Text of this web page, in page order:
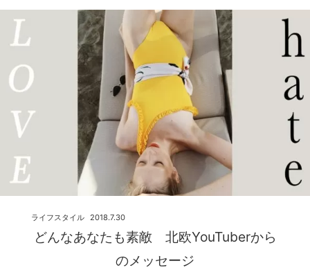
どんなあなたも素敵 北欧YouTuberから
のメッセージ
2018.7.30
ライフスタイル